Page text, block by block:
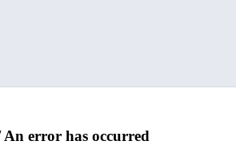
error has occurred